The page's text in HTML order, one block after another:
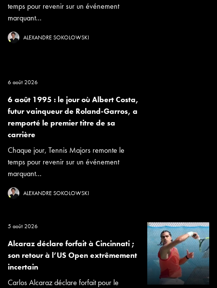
temps pour revenir sur un événement
marquant...
ALEXANDRE SOKOLOWSKI
6 août 2026
6 août 1995 : le jour où Albert Costa,
futur vainqueur de Roland-Garros, a
remporté le premier titre de sa
carrière
Chaque jour, Tennis Majors remonte le
temps pour revenir sur un événement
marquant...
ALEXANDRE SOKOLOWSKI
5 août 2026
Alcaraz déclare forfait à Cincinnati ;
son retour à l’US Open extrêmement
incertain
Carlos Alcaraz déclare forfait pour le